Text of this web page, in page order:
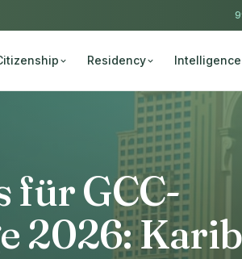
Residency Intelligence
für GCC-
2026: